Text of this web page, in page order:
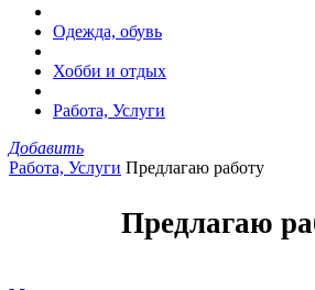
Одежда, обувь
Хобби и отдых
Работа, Услуги
Добавить
Работа, Услуги Предлагаю работу
Предлагаю